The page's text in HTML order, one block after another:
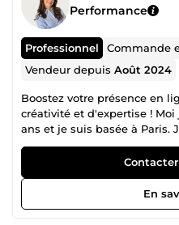
Performance
Professionnel Commande
Vendeur depuisAoût 2024
Boostez votre présence en
créativité et d'expertise !
ans et je suis basée à Paris.
tant que créatrice UGC,
sociaux, community
par le digital et la création
à se démarquer en ligne
stratégies communautaires
En